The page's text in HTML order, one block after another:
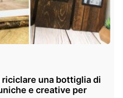
riciclare una bottiglia di
e creative per